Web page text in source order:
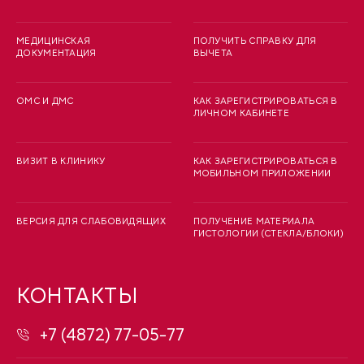
МЕДИЦИНСКАЯ
ДОКУМЕНТАЦИЯ
ОМС И ДМС
ВИЗИТ В КЛИНИКУ
ВЕРСИЯ ДЛЯ СЛАБОВИДЯЩИХ
ПОЛУЧИТЬ СПРАВКУ ДЛЯ
ВЫЧЕТА
КАК ЗАРЕГИСТРИРОВАТЬСЯ В
ЛИЧНОМ КАБИНЕТЕ
КАК ЗАРЕГИСТРИРОВАТЬСЯ В
МОБИЛЬНОМ ПРИЛОЖЕНИИ
ПОЛУЧЕНИЕ МАТЕРИАЛА
ГИСТОЛОГИИ (СТЕКЛА/БЛОКИ)
КОНТАКТЫ
+7 (4872) 77-05-77